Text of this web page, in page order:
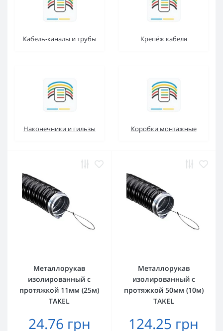
Кабель-каналы и трубы Крепёж кабеля
Наконечники и гильзы Коробки монтажные
Металлорукав
изолированный с
протяжкой 11мм (25м)
TAKEL
24.76 грн
Металлорукав
изолированный с
протяжкой 50мм (10м)
TAKEL
124.25 грн